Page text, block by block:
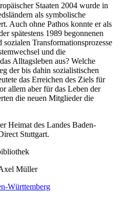
Staaten 2004 wurde in
als symbolische
Auch ohne Pathos konnte er als
spätestens 1989 begonnenen
Transformationsprozesse
und die
Alltagsleben aus? Welche
der bis dahin sozialistischen
das Erreichen des Ziels für
allem aber für das Leben der
die neuen Mitglieder die
Heimat des Landes Baden-
Stuttgart.
Müller